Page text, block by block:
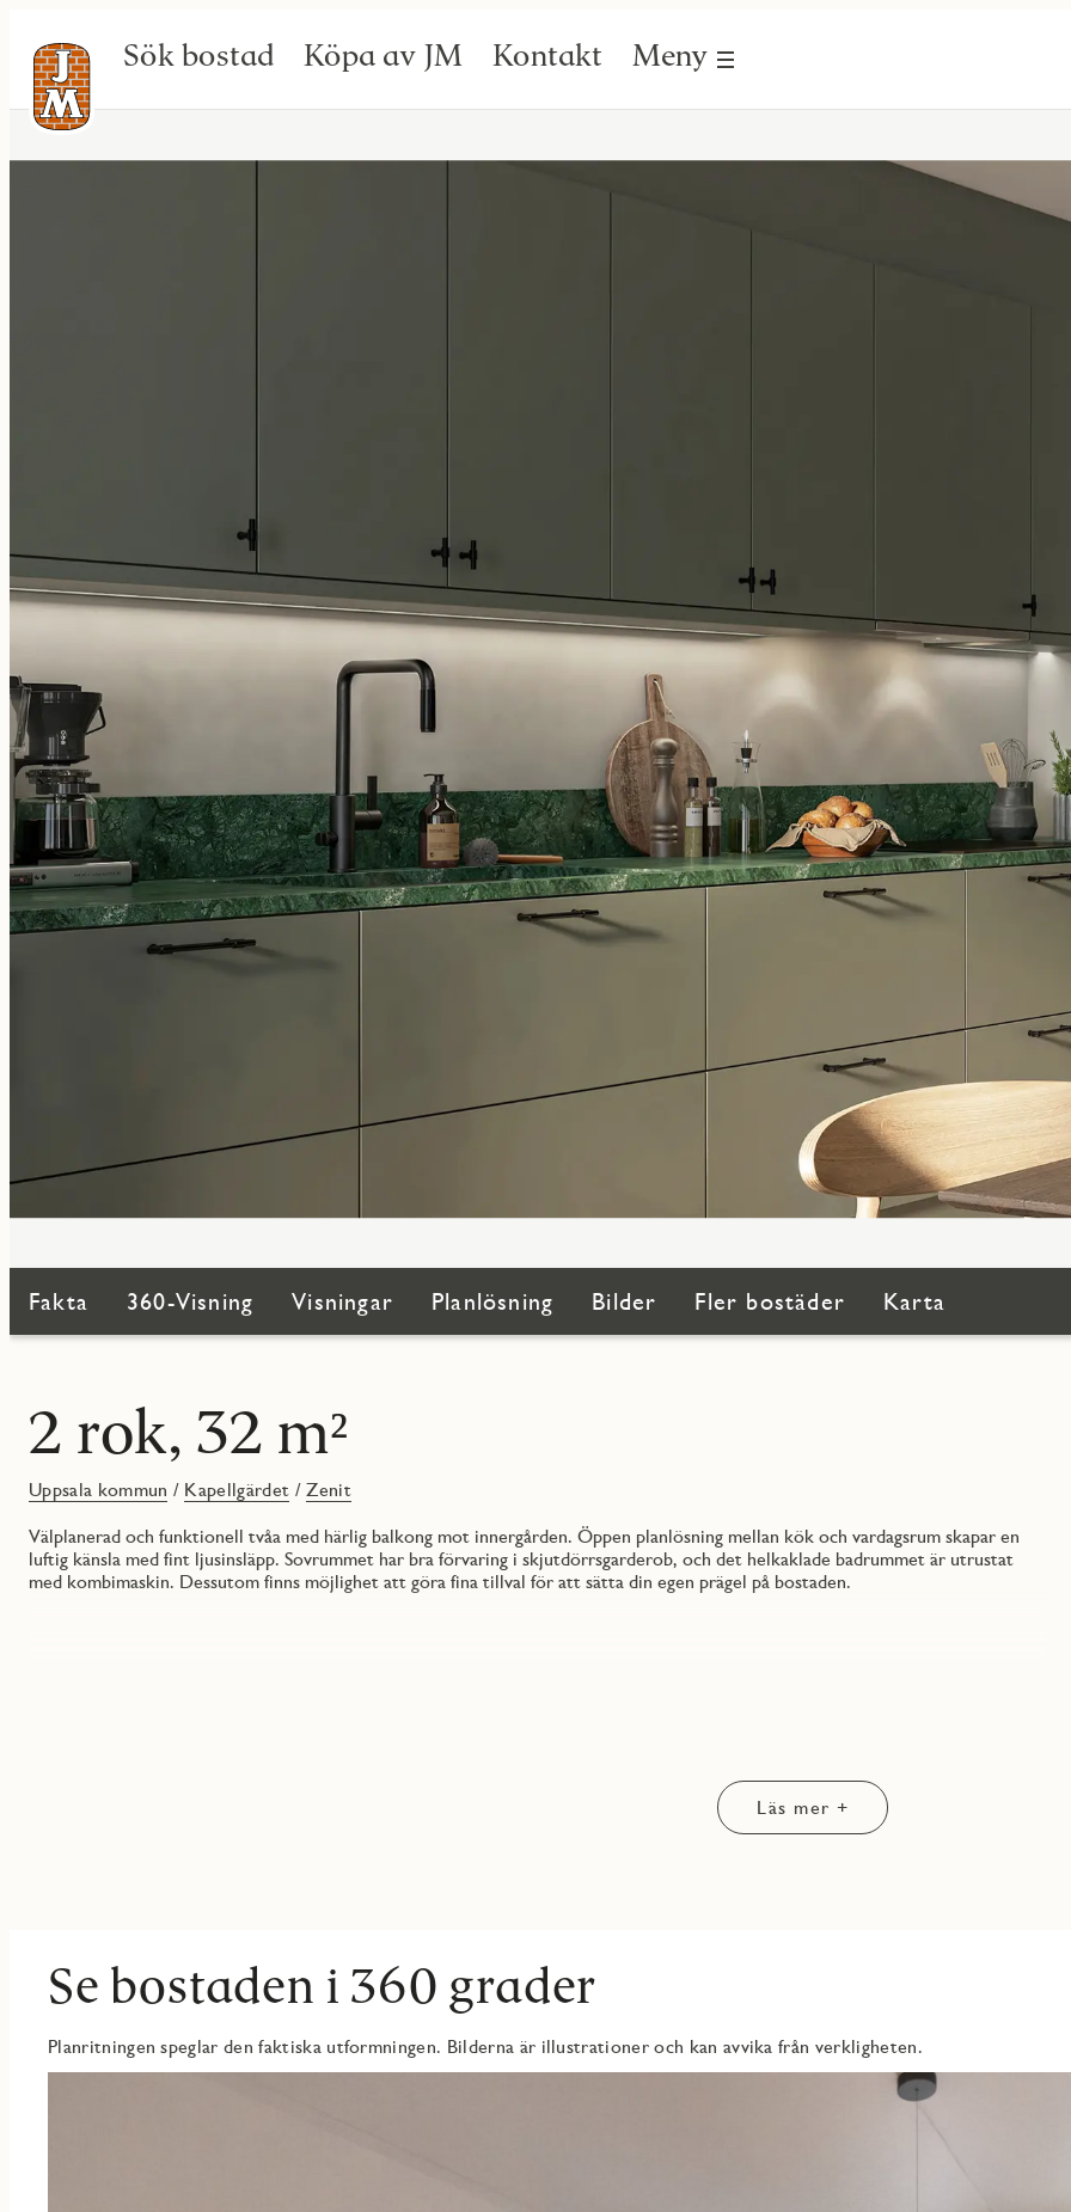
Sök bostad Köpa av JM Kontakt Meny
Fakta 360-Visning Visningar Planlösning Bilder Fler bostäder Karta
2 rok, 32 m²
Uppsala kommun / Kapellgärdet /Zenit
Välplanerad och funktionell tvåa med härlig balkong mot innergården. Öppen planlösning mellan kök och vardagsrum skapar en
luftig känsla med fint ljusinsläpp. Sovrummet har bra förvaring i skjutdörrsgarderob, och det helkaklade badrummet är utrustat
med kombimaskin. Dessutom finns möjlighet att göra fina tillval för att sätta din egen prägel på bostaden.
Läs mer +
Se bostaden i 360 grader
Planritningen speglar den faktiska utformningen. Bilderna är illustrationer och kan avvika från verkligheten.